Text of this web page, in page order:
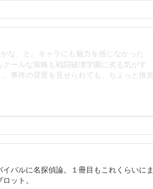
な、と。キャラにも魅力を感じなかった
ールな策略も戦闘破壊学園に劣る気がす
事件の背景を見せられても、ちょっと推測
バルに名探偵論。１冊目もこれくらいにま
ット。